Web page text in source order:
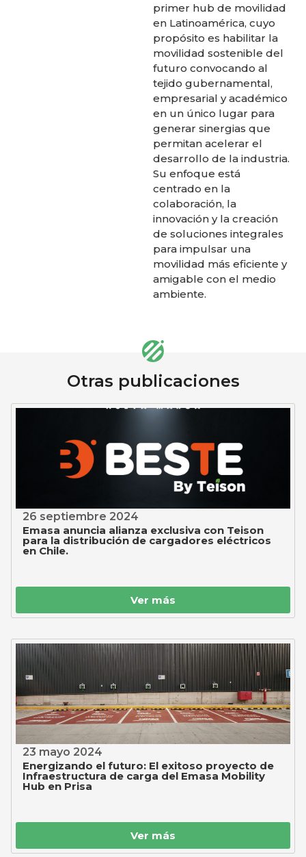
primer hub de movilidad
en Latinoamérica, cuyo
propósito es habilitar la
movilidad sostenible del
futuro convocando al
tejido gubernamental,
empresarial y académico
en un único lugar para
generar sinergias que
permitan acelerar el
desarrollo de la industria.
Su enfoque está
centrado en la
colaboración, la
innovación y la creación
de soluciones integrales
para impulsar una
movilidad más eficiente y
amigable con el medio
ambiente.
Otras publicaciones
26 septiembre 2024
Emasa anuncia alianza exclusiva con Teison
para la distribución de cargadores eléctricos
en Chile.
Ver más
23 mayo 2024
Energizando el futuro: El exitoso proyecto de
Infraestructura de carga del Emasa Mobility
Hub en Prisa
Ver más